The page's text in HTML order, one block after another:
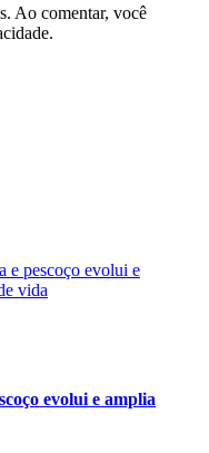
Ao comentar, você
evolui e amplia